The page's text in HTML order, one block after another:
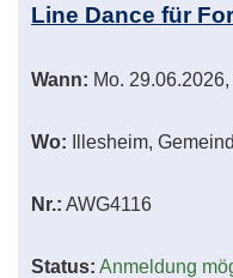
Line Dance für
Wann: Mo.
Wo: Illesheim,
Nr.: AWG4116
Status: Anmeldung